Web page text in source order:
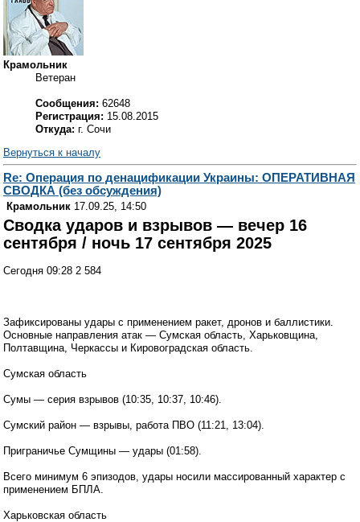
Крамольник
Ветеран
Сообщения: 62648
Регистрация: 15.08.2015
Откуда: г. Сочи
Вернуться к началу
Re: Операция по денацификации Украины: ОПЕРАТИВНАЯ
СВОДКА (без обсуждения)
Крамольник 17.09.25, 14:50
Сводка ударов и взрывов — вечер 16
сентября / ночь 17 сентября 2025
Сегодня 09:28 2 584
Зафиксированы удары с применением ракет, дронов и баллистики.
Основные направления атак — Сумская область, Харьковщина,
Полтавщина, Черкассы и Кировоградская область.
Сумская область
Сумы — серия взрывов (10:35, 10:37, 10:46).
Сумский район — взрывы, работа ПВО (11:21, 13:04).
Приграничье Сумщины — удары (01:58).
Всего минимум 6 эпизодов, удары носили массированный характер с
применением БПЛА.
Харьковская область